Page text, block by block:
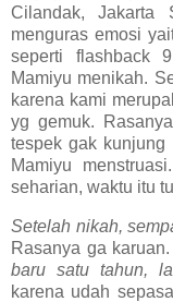
Cilandak, Jakarta
menguras emosi
seperti flashback
Mamiyu menikah.
karena kami
yg gemuk.
tespek gak
Mamiyu
seharian, waktu itu
Setelah nikah,
Rasanya ga
baru satu tahun,
karena udah